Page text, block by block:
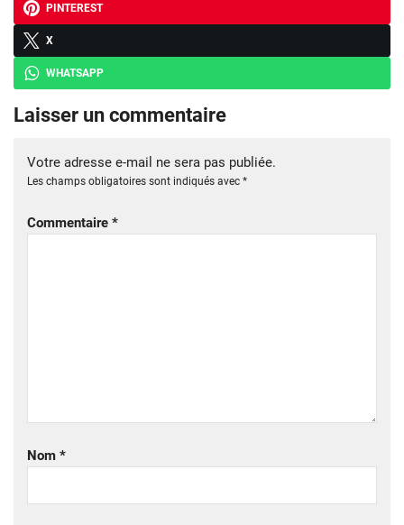
PINTEREST
X
WHATSAPP
Laisser un commentaire
Votre adresse e-mail ne sera pas publiée.
Les champs obligatoires sont indiqués avec *
Commentaire *
Nom *